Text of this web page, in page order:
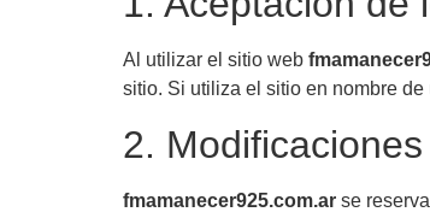
Al utilizar el sitio web
sitio. Si utiliza el sitio en nombre
2.
fmamanecer925.com.ar se